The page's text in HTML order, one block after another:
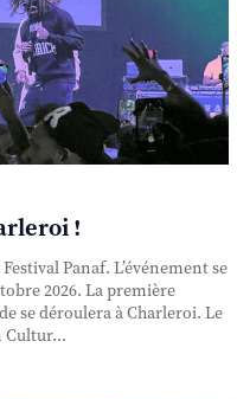
!
Panaf. L’événement se
2026. La première
se déroulera à Charleroi. Le
Cultur...